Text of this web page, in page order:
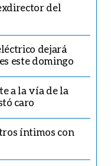
del
dejará
este domingo
a la vía de la
caro
íntimos con